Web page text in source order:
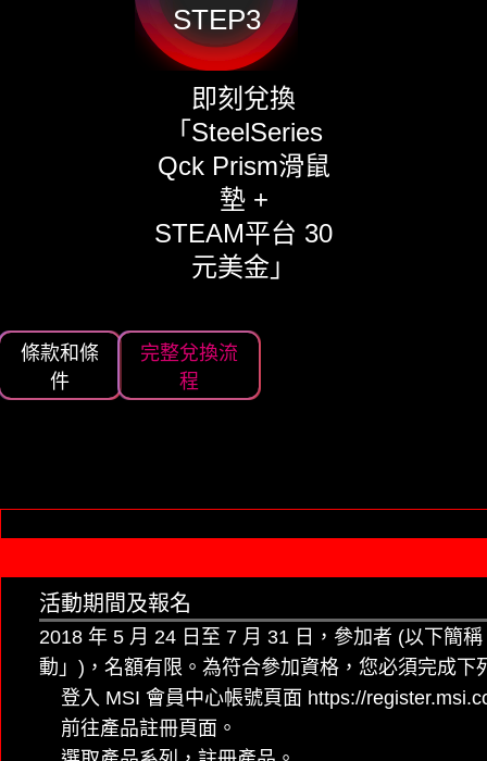
STEP3
即刻兌換
「SteelSeries
Qck Prism滑鼠
墊 +
STEAM平台 30
元美金」
條款和條
件
完整兌換流
程
活動期間及報名
2018 年 5 月 24 日至 7 月 31 日，參加者 (以下簡
動」)，名額有限。為符合參加資格，您必須完成下
登入 MSI 會員中心帳號頁面 https://
前往產品註冊頁面。